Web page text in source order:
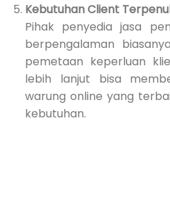
Kebutuhan Client
Pihak penyedia jasa
berpengalaman
pemetaan keperluan
lebih lanjut bisa
warung online yang
kebutuhan.